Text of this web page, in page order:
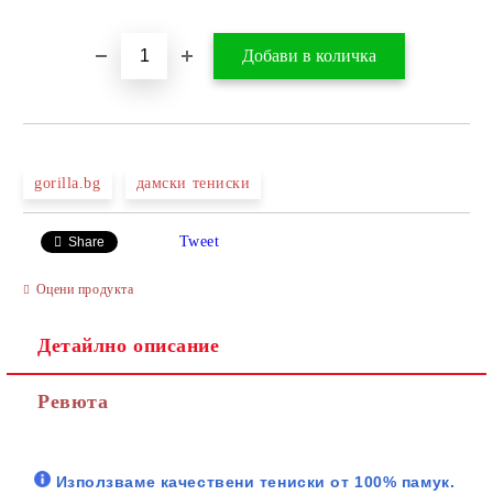
gorilla.bg дамски тениски
Share Tweet
Оцени продукта
Детайлно описание
Ревюта
Използваме качествени тениски от 100% памук.